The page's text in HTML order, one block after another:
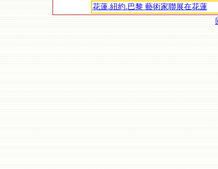
花蓮.紐約.巴黎 藝術家聯展在花蓮